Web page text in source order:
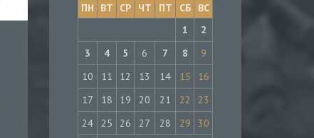
ПН
ВТ СР ЧТ ПТ СБ
ВС
1
2
3
4 5 6 7 8
9
10
11 12 13 14 15
16
17
18 19 20 21 22
23
24
25 26 27 28 29
30